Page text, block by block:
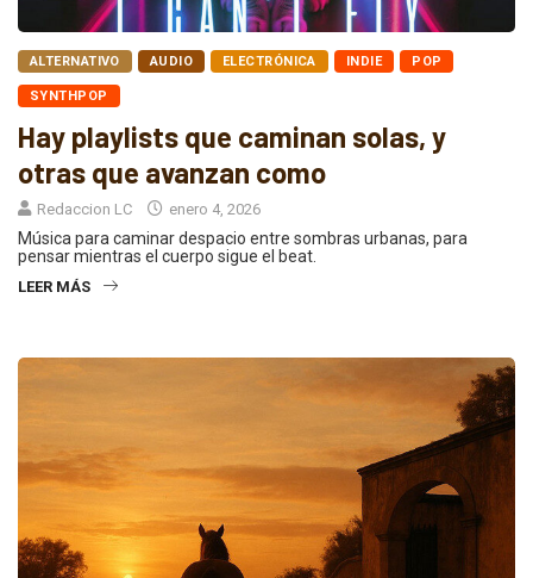
ALTERNATIVO AUDIO ELECTRÓNICA INDIE POP
SYNTHPOP
Hay playlists que caminan solas, y
otras que avanzan como
Redaccion LC enero 4, 2026
Música para caminar despacio entre sombras urbanas, para
pensar mientras el cuerpo sigue el beat.
LEER MÁS